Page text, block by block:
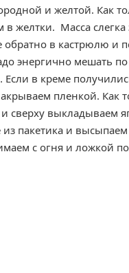
и желтой. Как
Масса слегка
обратно в кастрюлю
энергично мешать
Если в креме
пленкой. Как
сверху выкладываем
пакетика и
с огня и ложкой